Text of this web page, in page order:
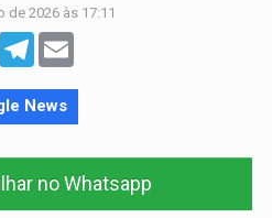
de 2026 às 17:11
TwitterTelegram
News
no Whatsapp